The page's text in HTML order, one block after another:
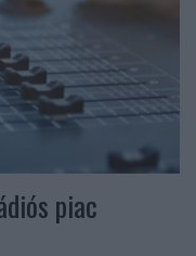
piac